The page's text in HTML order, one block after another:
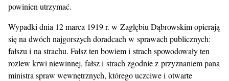
powinien utrzymać.
Wypadki dnia 12 marca 1919 r. w Zagłębiu Dąbrowskim opierają
się na dwóch najgorszych doradcach w sprawach publicznych:
fałszu i na strachu. Fałsz ten bowiem i strach spowodowały ten
rozlew krwi niewinnej, fałsz i strach zgodnie z przyznaniem pana
ministra spraw wewnętrznych, którego uczciwe i otwarte